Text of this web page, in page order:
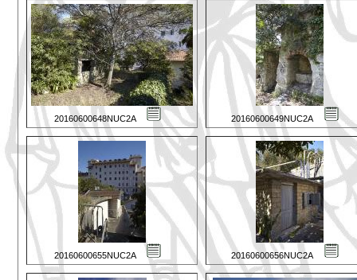
20160600648NUC2A 20160600649NUC2A
20160600655NUC2A 20160600656NUC2A